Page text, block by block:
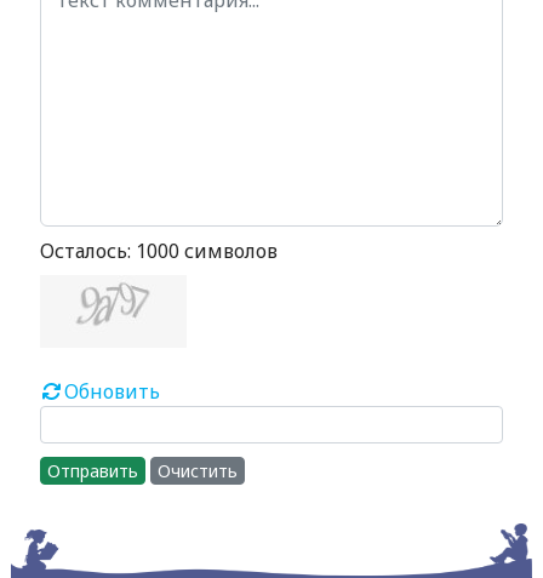
Осталось: 1000 символов
Обновить
Отправить Очистить